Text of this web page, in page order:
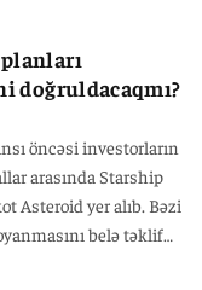
doğruldacaqmı?
öncəsi investorların
arasında Starship
Asteroid yer alıb. Bəzi
belə təklif